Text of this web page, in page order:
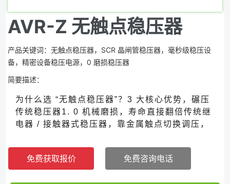
AVR-Z 无触点稳压器
产品关键词：无触点稳压器，SCR 晶闸管稳压器，毫秒级稳压设
备，精密设备稳压电源，0 磨损稳压器
简要描述：
为什么选 “无触点稳压器”？3 大核心优势，碾压
传统稳压器1. 0 机械磨损，寿命直接翻倍传统继
电器 / 接触器式稳压器，靠金属触点切换调压，
蚀出现故障；无触点稳压器采用SCR 晶闸管 /
IGBT 模块电子调控，全程无物理接触，无火
免费获取报价 免费咨询电话